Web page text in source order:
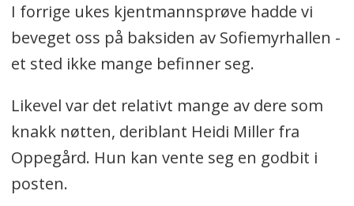
I forrige ukes kjentmannsprøve hadde vi
beveget oss på baksiden av Sofiemyrhallen -
et sted ikke mange befinner seg.
Likevel var det relativt mange av dere som
knakk nøtten, deriblant Heidi Miller fra
Oppegård. Hun kan vente seg en godbit i
posten.